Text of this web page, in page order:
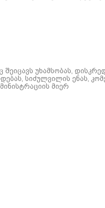
უხამსობას,
სიძულვილის ენას,
მიერ